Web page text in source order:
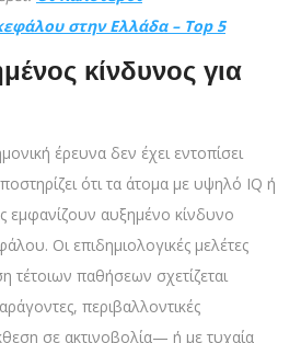
στην Ελλάδα – Top 5
κίνδυνος για
έρευνα δεν έχει εντοπίσει
ότι τα άτομα με υψηλό IQ ή
εμφανίζουν αυξημένο κίνδυνο
Οι επιδημιολογικές μελέτες
τέτοιων παθήσεων σχετίζεται
περιβαλλοντικές
σε ακτινοβολία— ή με τυχαία